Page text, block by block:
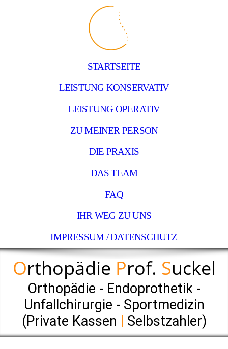
STARTSEITE
LEISTUNG KONSERVATIV
LEISTUNG OPERATIV
ZU MEINER PERSON
DIE PRAXIS
DAS TEAM
FAQ
IHR WEG ZU UNS
IMPRESSUM / DATENSCHUTZ
Orthopädie Prof. Suckel
Orthopädie - Endoprothetik -
Unfallchirurgie - Sportmedizin
(Private Kassen | Selbstzahler)